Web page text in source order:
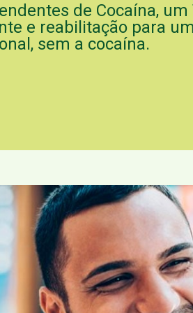
de Cocaína,
e reabilitação para
sem a cocaína.